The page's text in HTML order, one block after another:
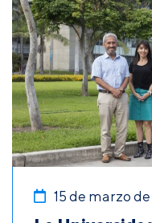
15 de marzo